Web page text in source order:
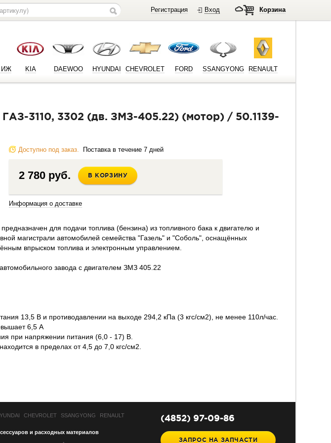
Корзина
Регистрация Вход
ИЖ KIA DAEWOO HYUNDAI CHEVROLET FORD SSANGYONG RENAULT
Доступно под заказ. Поставка в течение 7 дней
2 780 руб. В КОРЗИНУ
Информация о доставке
для подачи топлива (бензина) из топливного бака к двигателю и
магистрали автомобилей семейства "Газель" и "Соболь", оснащённых
впрыском топлива и электронным управлением.
завода с двигателем ЗМЗ 405.22
13,5 В и противодавлении на выходе 294,2 кПа (3 кгс/см2), не менее 110л/час.
6,5 А
при напряжении питания (6,0 - 17) В.
в пределах от 4,5 до 7,0 кгс/см2.
(4852) 97-09-86
ЗАПРОС НА ЗАПЧАСТИ
CHEVROLET SSANGYONG RENAULT
и расходных материалов